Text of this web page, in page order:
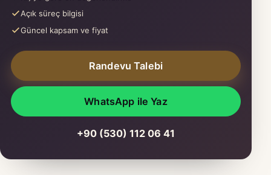
Açık süreç bilgisi
Güncel kapsam ve fiyat
Randevu Talebi
WhatsApp ile Yaz
+90 (530) 112 06 41